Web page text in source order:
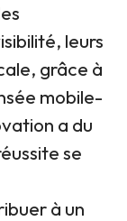
leurs
grâce à
mobile-
a du
se
à un